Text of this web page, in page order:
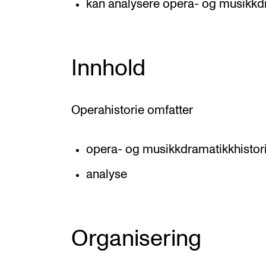
kan analysere opera- og
Innhold
Operahistorie omfatter
opera- og
analyse
Organisering